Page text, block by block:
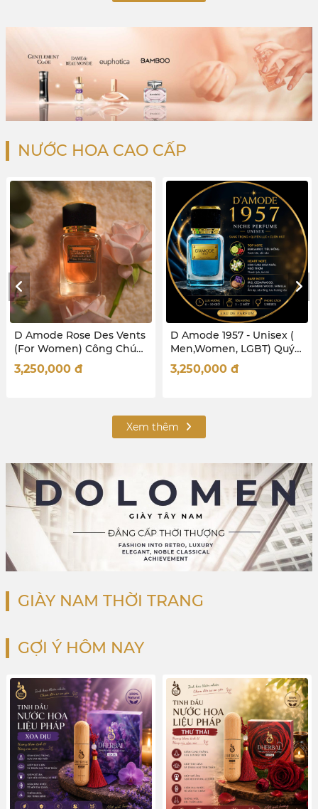
NƯỚC HOA CAO CẤP
D Amode 1957 - Unisex (
Men,Women, LGBT) Quý
Ông thành đạt - Quý Cô
Quyền lực
3,250,000đ
D Amode Le Jour - Unisex
(Men, Women, LGBT)
Chàng trai nhiệt huyết -
Cô nàng cá tính
3,250,000đ
Xem thêm
GIÀY NAM THỜI TRANG
GỢI Ý HÔM NAY